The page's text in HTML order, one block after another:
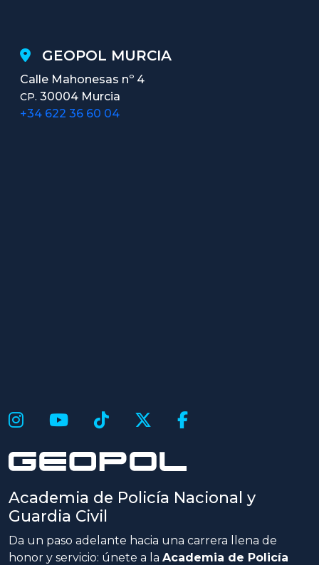
GEOPOL MURCIA
Calle Mahonesas nº 4
CP. 30004 Murcia
+34 622 36 60 04
Academia de Policía Nacional y
Guardia Civil
Da un paso adelante hacia una carrera llena de
honor y servicio: únete a la Academia de Policía